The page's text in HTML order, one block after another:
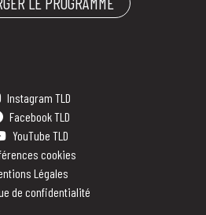
Instagram TLD
Facebook TLD
YouTube TLD
cookies
Légales
de confidentialité